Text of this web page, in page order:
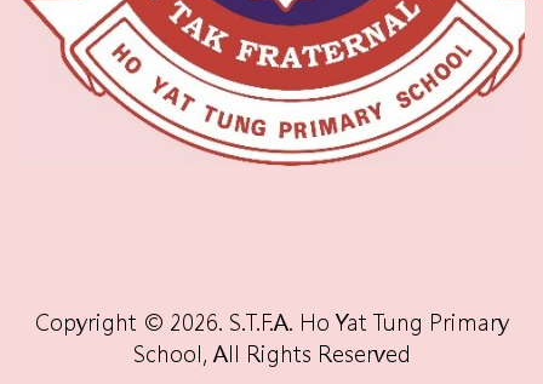
Copyright © 2026. S.T.F.A. Ho Yat Tung Primary
School, All Rights Reserved